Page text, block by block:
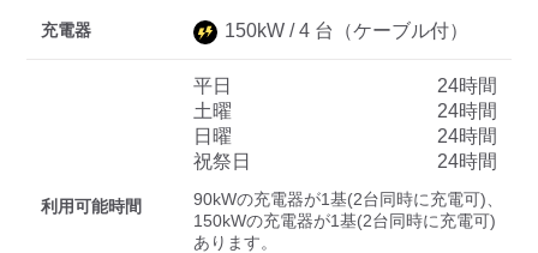
三菱ディーラーを表示
日産ディーラーを表示
示
充電器 150kW /4 台 （ケーブル付）
利用可能時間
平日
24時間
土曜
24時間
日曜
24時間
祝祭日
24時間
90kWの充電器が1基(2台同時に充電可)、
150kWの充電器が1基(2台同時に充電可)
あります。